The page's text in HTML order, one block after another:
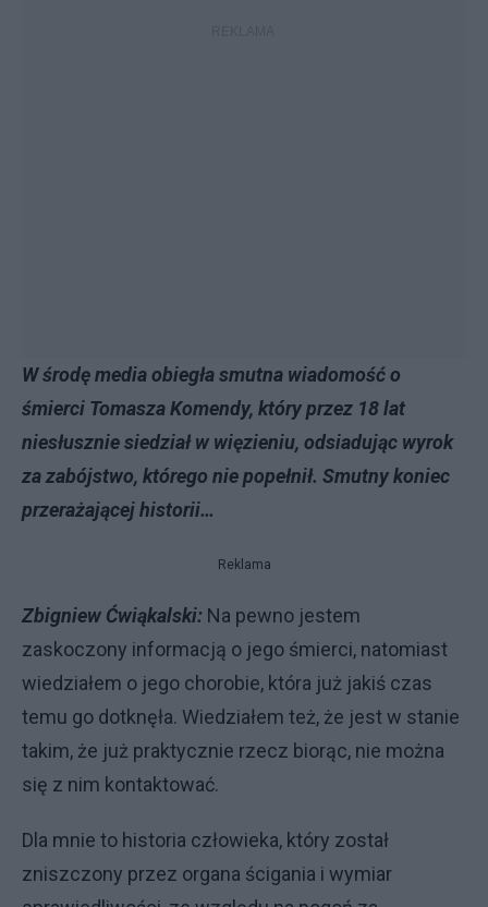
W środę media obiegła smutna wiadomość o
śmierci Tomasza Komendy, który przez 18 lat
niesłusznie siedział w więzieniu, odsiadując wyrok
za zabójstwo, którego nie popełnił. Smutny koniec
przerażającej historii…
Reklama
Zbigniew Ćwiąkalski: Na pewno jestem
zaskoczony informacją o jego śmierci, natomiast
wiedziałem o jego chorobie, która już jakiś czas
temu go dotknęła. Wiedziałem też, że jest w stanie
takim, że już praktycznie rzecz biorąc, nie można
się z nim kontaktować.
Dla mnie to historia człowieka, który został
zniszczony przez organa ścigania i wymiar